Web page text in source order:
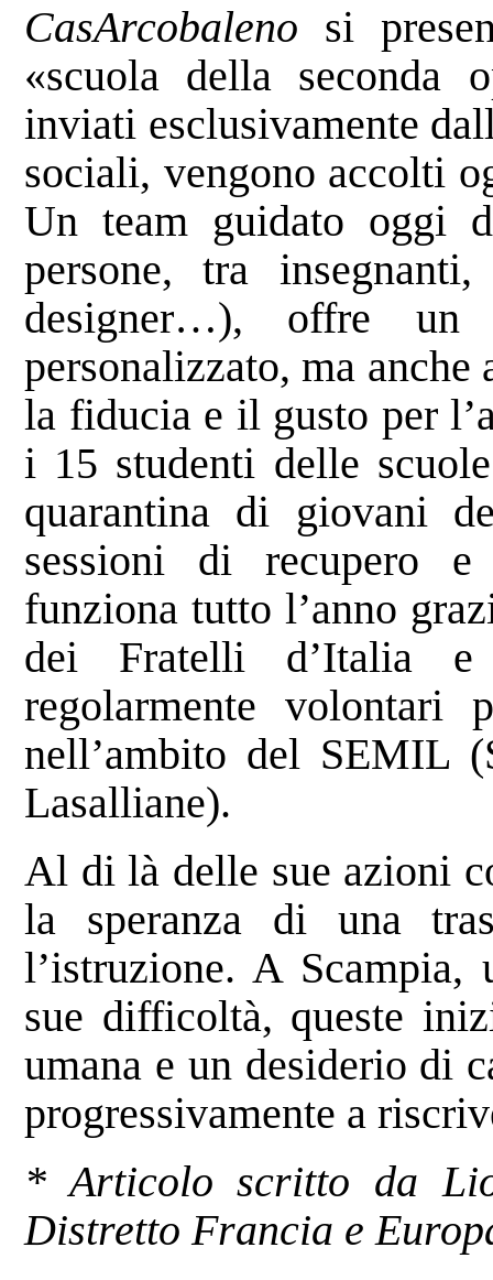
CasArcobaleno si
«scuola della seconda
inviati esclusivamente
sociali, vengono accolti
Un team guidato oggi
persone, tra
designer…), offre un
personalizzato, ma
la fiducia e il gusto per
i 15 studenti delle
quarantina di giovani
sessioni di recupero
funziona tutto l’anno
dei Fratelli d’Italia
regolarmente
nell’ambito del SEMIL
Lasalliane).
Al di là delle sue azioni
la speranza di una
l’istruzione. A Scampia,
sue difficoltà, queste
umana e un desiderio di
progressivamente a
* Articolo scritto da
Distretto Francia e